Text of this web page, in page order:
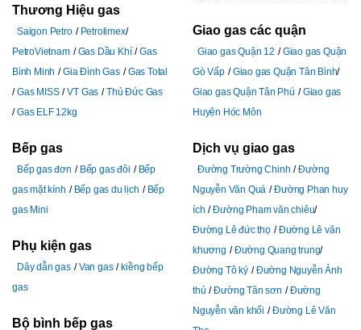
Thương Hiệu gas
Saigon Petro
Petrolimex
PetroVietnam
Gas Dầu Khí
Gas
Bình Minh
Gia Đình Gas
Gas Total
Gas MISS
VT Gas
Thủ Đức Gas
Gas ELF 12kg
Bếp gas
Bếp gas đơn Bếp gas đôi
Bếp
gas mặt kính
Bếp gas du lịch
Bếp
gas Mini
Phụ kiện gas
Dây dẫn gas Van gas
kiềng bếp
gas
Bộ bình bếp gas
Giao gas các quận
Giao gas Quận 12
Giao gas Quận
Gò Vấp
Giao gas Quận Tân Bình
Giao gas Quận Tân Phú
Giao gas
Huyện Hóc Môn
Dịch vụ giao gas
Đường Trường Chinh
Đường
Nguyễn Văn Quá
Đường Phan huy
ích
Đường Pham văn chiêu
Đường Lê đức thọ
Đường Lê văn
khương
Đường Quang trung
Đường Tô ký
Đường Nguyễn Ảnh
thủ
Đường Tân sơn
Đường
Nguyễn văn khối
Đường Lê Văn